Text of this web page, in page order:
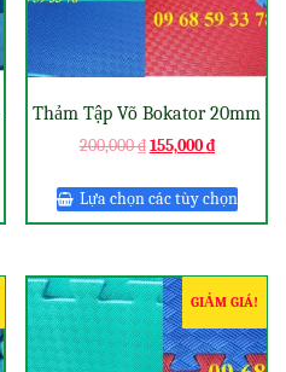
Thảm Tập Võ Bokator 20mm
200,000₫155,000₫
Lựa chọn các tùy chọn
GIẢM GIÁ!